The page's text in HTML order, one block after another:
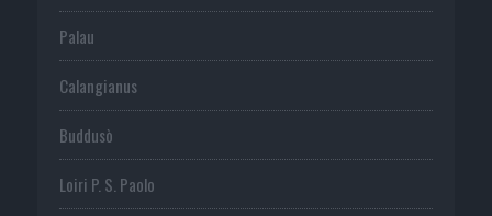
Palau
Calangianus
Buddusò
Loiri P. S. Paolo